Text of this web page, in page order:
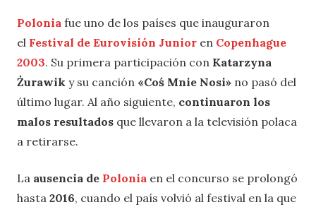
Polonia fue uno de los países que inauguraron
el Festival de Eurovisión Junior en Copenhague
2003. Su primera participación con Katarzyna
Żurawik y su canción «Coś Mnie Nosi» no pasó del
último lugar. Al año siguiente, continuaron los
malos resultados que llevaron a la televisión polaca
a retirarse.
La ausencia de Polonia en el concurso se prolongó
hasta 2016, cuando el país volvió al festival en la que